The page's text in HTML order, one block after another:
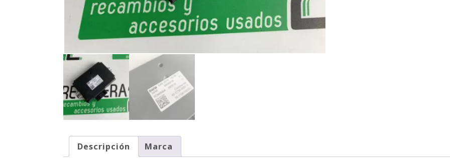
Descripción Marca